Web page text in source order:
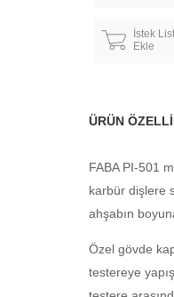
İstek
Ekle
ÜRÜN
FABA PI-501
karbür dişlere
ahşabın
Özel gövde
testereye